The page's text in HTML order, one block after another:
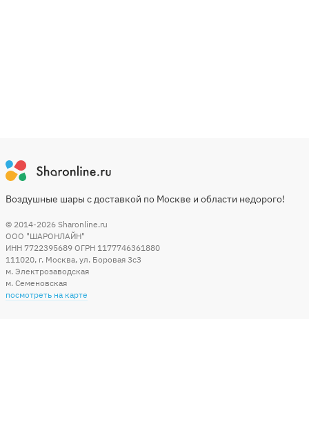
Воздушные шары с доставкой по Москве и области недорого!
© 2014-2026 Sharonline.ru
ООО "ШАРОНЛАЙН"
ИНН 7722395689 ОГРН 1177746361880
111020, г. Москва, ул. Боровая 3c3
м. Электрозаводская
м. Семеновская
посмотреть на карте